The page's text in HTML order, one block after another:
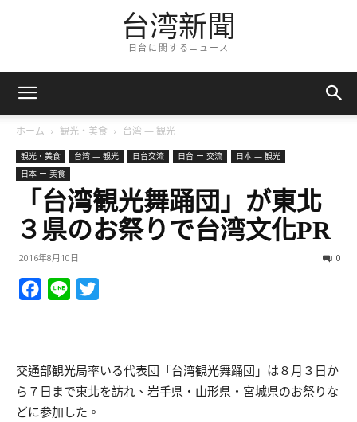
台湾新聞
日台に関するニュース
ホーム 観光・美食 台湾 — 観光
観光・美食 台湾 — 観光 日台交流 日台 ー 交流
日本 — 観光
日本 ー 美食
「台湾観光舞踊団」が東北
３県のお祭りで台湾文化PR
2016年8月10日 0
Facebook
Line
交通部観光局率いる代表団「台湾観光舞踊団」は８月３日か
ら７日まで東北を訪れ、岩手県・山形県・宮城県のお祭りな
どに参加した。